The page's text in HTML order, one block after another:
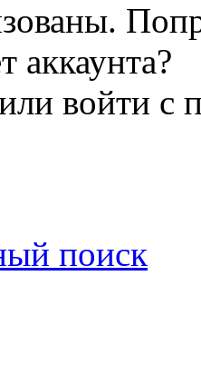
аккаунта?
войти с
поиск